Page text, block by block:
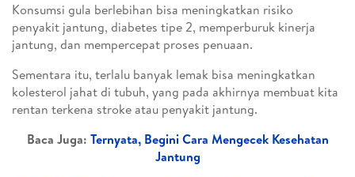
Konsumsi gula berlebihan bisa meningkatkan risiko
penyakit jantung, diabetes tipe 2, memperburuk kinerja
jantung, dan mempercepat proses penuaan.
Sementara itu, terlalu banyak lemak bisa meningkatkan
kolesterol jahat di tubuh, yang pada akhirnya membuat kita
rentan terkena stroke atau penyakit jantung.
Baca Juga: Ternyata, Begini Cara Mengecek Kesehatan
Jantung